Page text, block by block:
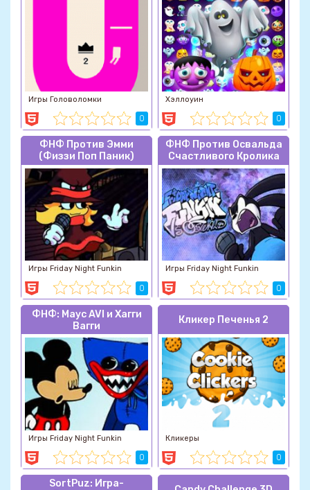
Игры Головоломки
0
Хэллоуин
0
ФНФ Против Эмми
(Физзи Поп Паник)
Игры Friday Night Funkin
0
ФНФ Против Освальда
Счастливого Кролика
Игры Friday Night Funkin
0
ФНФ: Маус AVI и Хагги
Вагги
Игры Friday Night Funkin
0
Кликер Печенья 2
Кликеры
0
SortPuz: Игра-